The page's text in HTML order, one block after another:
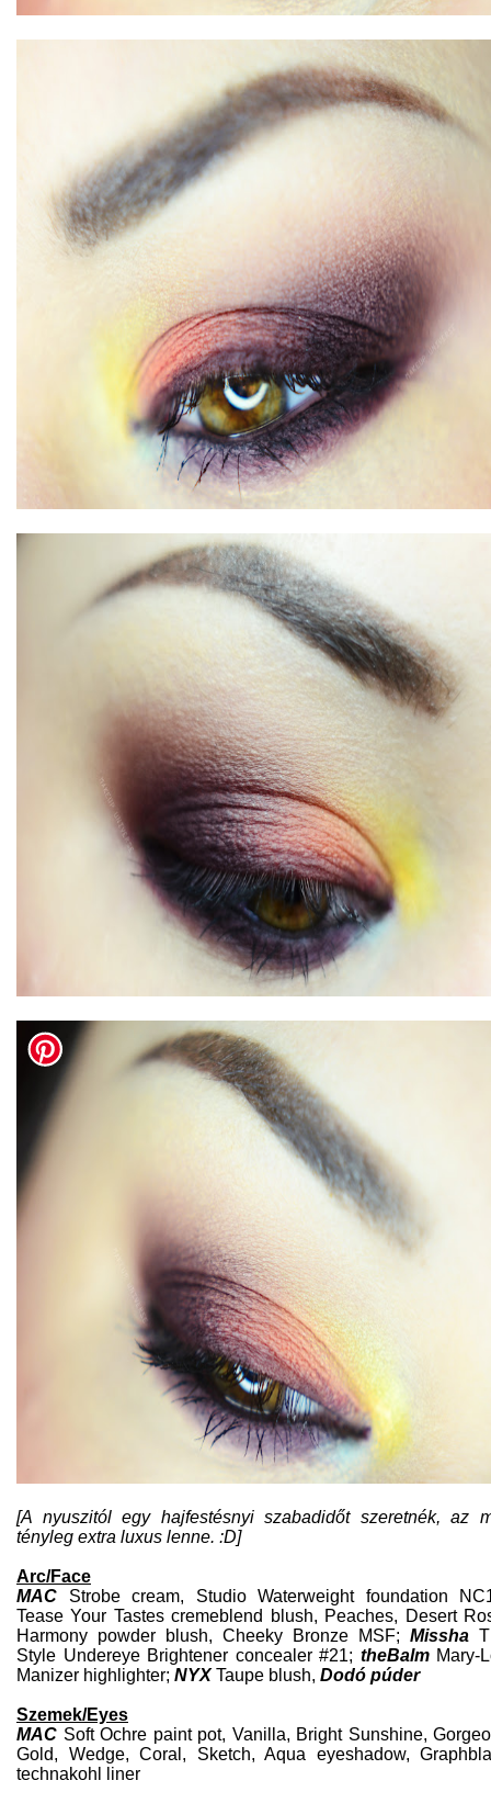
[A nyuszitól egy hajfestésnyi szabadidőt szeretnék, az
tényleg extra luxus lenne. :D]
Arc/Face
MAC Strobe cream, Studio Waterweight foundation
Tease Your Tastes cremeblend blush, Peaches, Desert
Harmony powder blush, Cheeky Bronze MSF; Missha
Style Undereye Brightener concealer #21; theBalmMary-
Manizer highlighter; NYXTaupe blush, Dodó púder
Szemek/Eyes
MAC Soft Ochre paint pot, Vanilla, Bright Sunshine,
Gold, Wedge, Coral, Sketch, Aqua eyeshadow,
technakohl liner